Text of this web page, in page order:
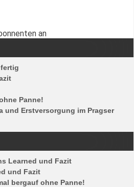
an
Panne!
und Erstversorgung im Pragser
Learned und Fazit
und Fazit
bergauf ohne Panne!